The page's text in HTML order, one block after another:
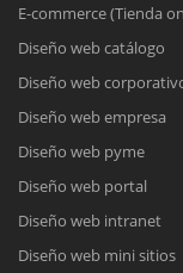
E-commerce (Tienda
Diseño web catálogo
Diseño web
Diseño web empresa
Diseño web pyme
Diseño web portal
Diseño web intranet
Diseño web mini sitios